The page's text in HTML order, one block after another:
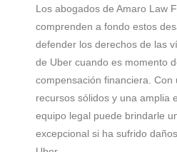
Los abogados de Amaro Law
comprenden a fondo estos
defender los derechos de las
de Uber cuando es momento
compensación financiera. Con
recursos sólidos y una amplia
equipo legal puede brindarle
excepcional si ha sufrido